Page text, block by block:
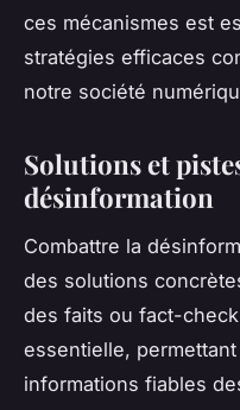
ces mécanismes est
stratégies efficaces
notre société
Solutions et
désinformation
Combattre la
des solutions
des faits ou fact-
essentielle,
informations fiables